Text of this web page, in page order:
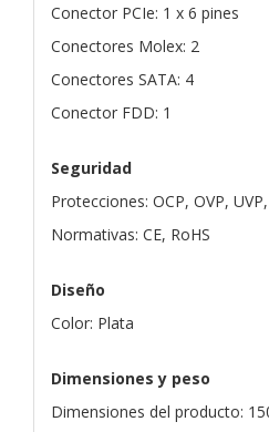
Conector PCIe: 1 x 6 pines
Conectores Molex: 2
Conectores SATA: 4
Conector FDD: 1
Seguridad
Protecciones: OCP, OVP,
Normativas: CE, RoHS
Diseño
Color: Plata
Dimensiones y peso
Dimensiones del producto: